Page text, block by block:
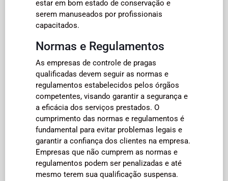
estar em bom estado de conservação e
serem manuseados por profissionais
capacitados.
Normas e Regulamentos
As empresas de controle de pragas
qualificadas devem seguir as normas e
regulamentos estabelecidos pelos órgãos
competentes, visando garantir a segurança e
a eficácia dos serviços prestados. O
cumprimento das normas e regulamentos é
fundamental para evitar problemas legais e
garantir a confiança dos clientes na empresa.
Empresas que não cumprem as normas e
regulamentos podem ser penalizadas e até
mesmo terem sua qualificação suspensa.